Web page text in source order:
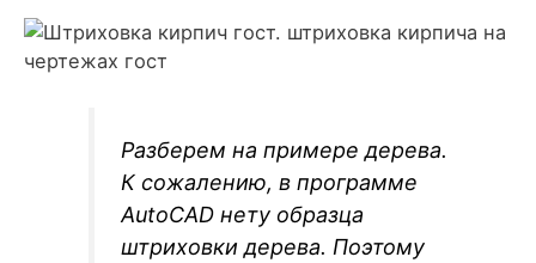
Разберем на примере дерева.
К сожалению, в программе
AutoCAD нету образца
штриховки дерева. Поэтому